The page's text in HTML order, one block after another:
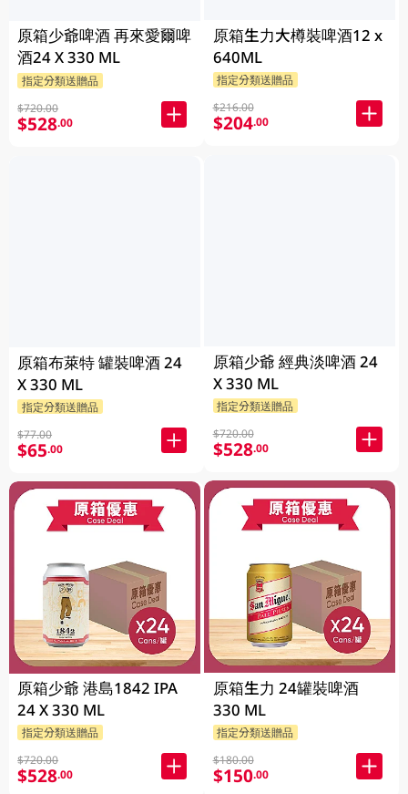
原箱少爺啤酒 再來愛爾啤
酒24 X 330 ML
指定分類送贈品
$720.00
$528.00
原箱布萊特 罐裝啤酒 24
X 330 ML
指定分類送贈品
$77.00
$65.00
原箱少爺 港島1842 IPA
24 X 330 ML
指定分類送贈品
$720.00
$528.00
原箱生力大樽裝啤酒12 x
640ML
指定分類送贈品
$216.00
$204.00
原箱少爺 經典淡啤酒 24
X 330 ML
指定分類送贈品
$720.00
$528.00
原箱生力 24罐裝啤酒
330 ML
指定分類送贈品
$180.00
$150.00